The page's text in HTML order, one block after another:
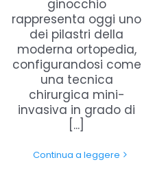
ginocchio
rappresenta oggi uno
dei pilastri della
moderna ortopedia,
configurandosi come
una tecnica
chirurgica mini-
invasiva in grado di
[...]
Continua a leggere